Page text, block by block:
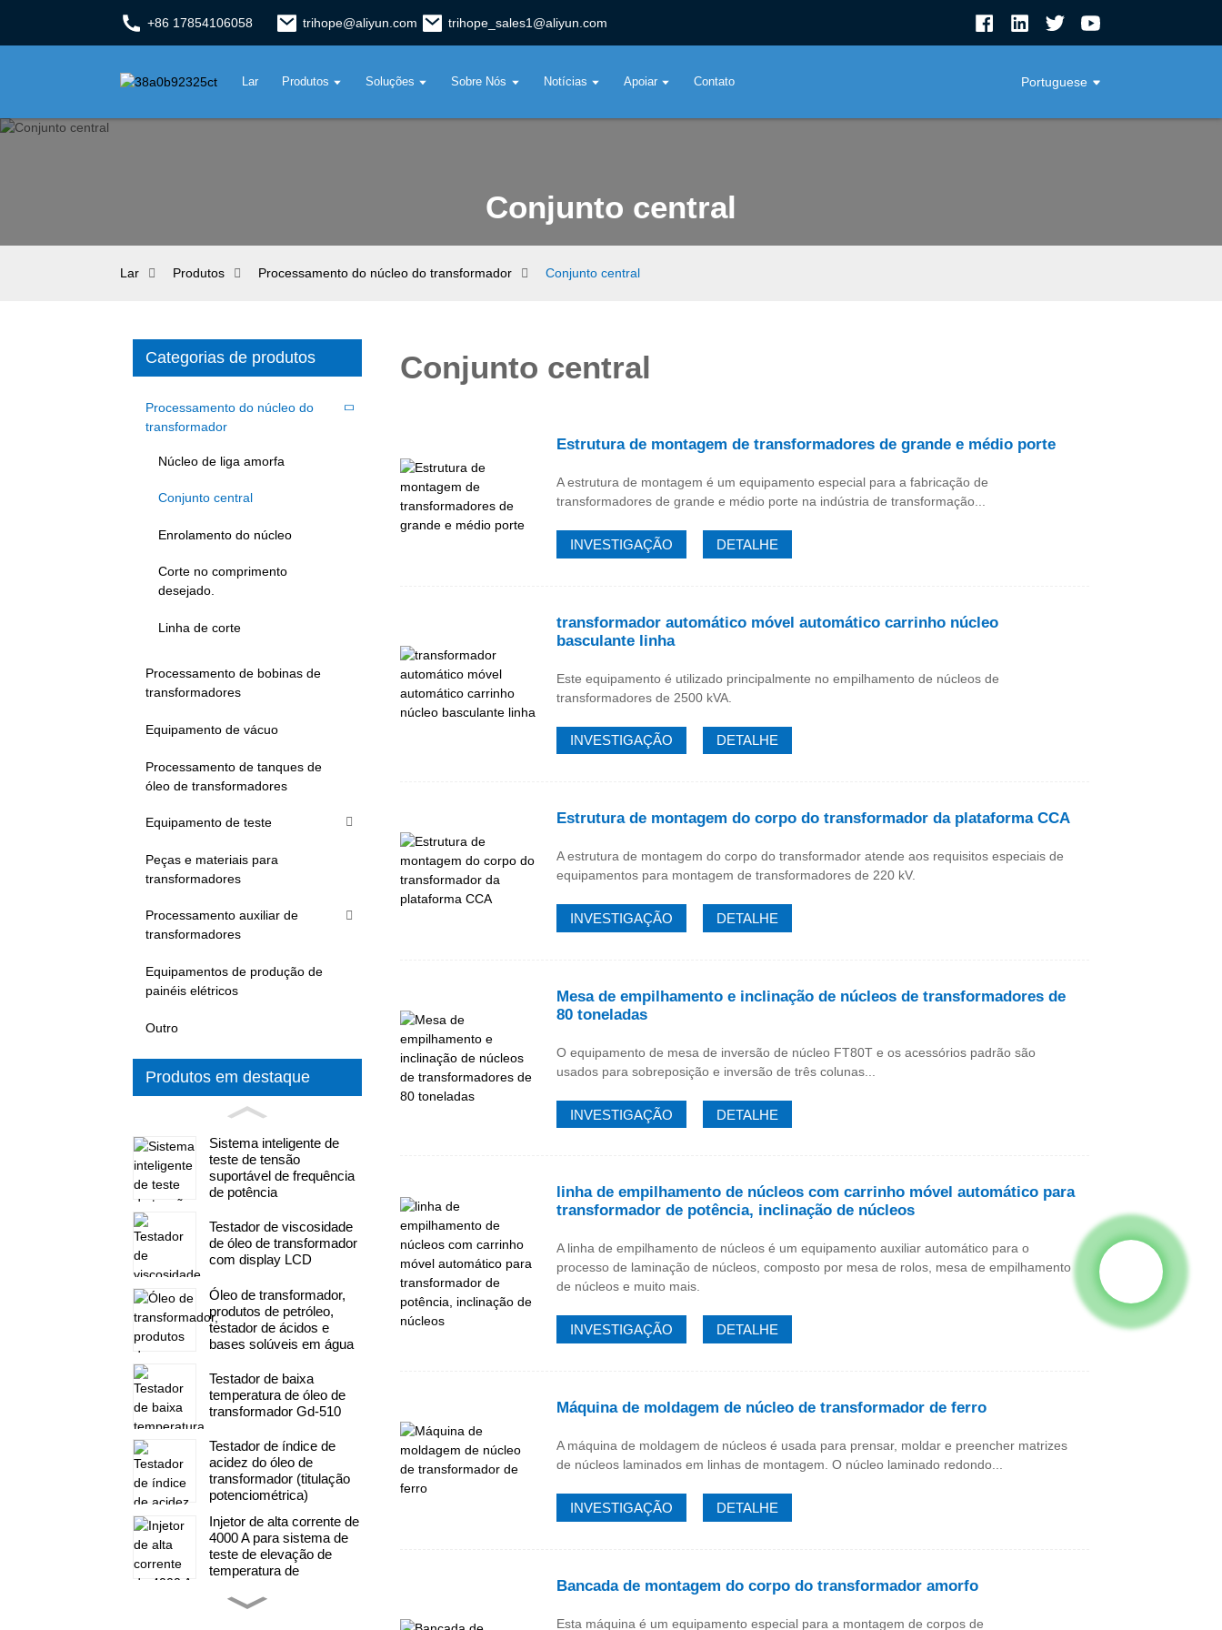
+86 17854106058 trihope@aliyun.com trihope_sales1@aliyun.com
Lar Produtos Soluções Sobre Nós Notícias Apoiar Contato Portuguese
Conjunto central
Lar Produtos Processamento do núcleo do transformador Conjunto central
Categorias de produtos
Processamento do núcleo do
transformador
Núcleo de liga amorfa
Conjunto central
Enrolamento do núcleo
Corte no comprimento
desejado.
Linha de corte
Processamento de bobinas de
transformadores
Equipamento de vácuo
Processamento de tanques de
óleo de transformadores
Equipamento de teste
Peças e materiais para
transformadores
Processamento auxiliar de
transformadores
Equipamentos de produção de
painéis elétricos
Outro
Produtos em destaque
Sistema inteligente de
teste de tensão
suportável de frequência
de potência
Testador de viscosidade
de óleo de transformador
com display LCD
Óleo de transformador,
produtos de petróleo,
testador de ácidos e
bases solúveis em água
Testador de baixa
temperatura de óleo de
transformador Gd-510
Testador de índice de
acidez do óleo de
transformador (titulação
potenciométrica)
Injetor de alta corrente de
4000 A para sistema de
teste de elevação de
temperatura de
Sistema de teste de
gerador de impulso de
Conjunto central
Estrutura de montagem de transformadores de grande e médio porte
A estrutura de montagem é um equipamento especial para a fabricação de
transformadores de grande e médio porte na indústria de transformação...
INVESTIGAÇÃO DETALHE
transformador automático móvel automático carrinho núcleo
basculante linha
Este equipamento é utilizado principalmente no empilhamento de núcleos de
transformadores de 2500 kVA.
INVESTIGAÇÃO DETALHE
Estrutura de montagem do corpo do transformador da plataforma CCA
A estrutura de montagem do corpo do transformador atende aos requisitos especiais de
equipamentos para montagem de transformadores de 220 kV.
INVESTIGAÇÃO DETALHE
Mesa de empilhamento e inclinação de núcleos de transformadores de
80 toneladas
O equipamento de mesa de inversão de núcleo FT80T e os acessórios padrão são
usados ​​para sobreposição e inversão de três colunas...
INVESTIGAÇÃO DETALHE
linha de empilhamento de núcleos com carrinho móvel automático para
transformador de potência, inclinação de núcleos
A linha de empilhamento de núcleos é um equipamento auxiliar automático para o
processo de laminação de núcleos, composto por mesa de rolos, mesa de empilhamento
de núcleos e muito mais.
INVESTIGAÇÃO DETALHE
Máquina de moldagem de núcleo de transformador de ferro
A máquina de moldagem de núcleos é usada para prensar, moldar e preencher matrizes
de núcleos laminados em linhas de montagem. O núcleo laminado redondo...
INVESTIGAÇÃO DETALHE
Bancada de montagem do corpo do transformador amorfo
Esta máquina é um equipamento especial para a montagem de corpos de